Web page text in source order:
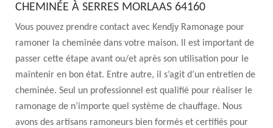
CHEMINÉE À SERRES MORLAAS 64160
Vous pouvez prendre contact avec Kendjy Ramonage pour
ramoner la cheminée dans votre maison. Il est important de
passer cette étape avant ou/et après son utilisation pour le
maintenir en bon état. Entre autre, il s’agit d’un entretien de
cheminée. Seul un professionnel est qualifié pour réaliser le
ramonage de n’importe quel système de chauffage. Nous
avons des artisans ramoneurs bien formés et certifiés pour